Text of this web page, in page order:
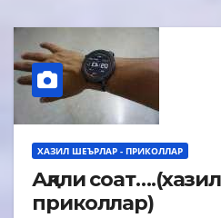
ХАЗИЛ ШЕЪРЛАР - ПРИКОЛЛАР
Ақлли
приколлар)